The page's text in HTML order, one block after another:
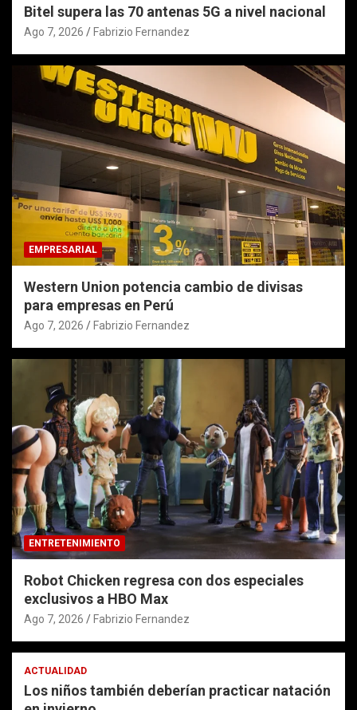
Bitel supera las 70 antenas 5G a nivel nacional
Ago 7, 2026 Fabrizio Fernandez
EMPRESARIAL
Western Union potencia cambio de divisas
para empresas en Perú
Ago 7, 2026 Fabrizio Fernandez
ENTRETENIMIENTO
Robot Chicken regresa con dos especiales
exclusivos a HBO Max
Ago 7, 2026 Fabrizio Fernandez
ACTUALIDAD
Los niños también deberían practicar natación